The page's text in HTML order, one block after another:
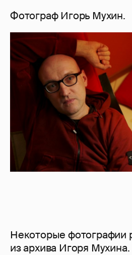
Фотограф Игорь Мухин.
Некоторые фотографии
из архива Игоря Мухина.